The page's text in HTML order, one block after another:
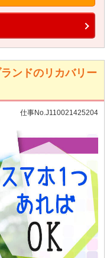
ンドのリカバリー
仕事No.J110021425204